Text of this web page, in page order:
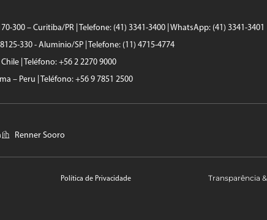
300 – Curitiba/PR | Telefone: (41) 3341-3400 | WhatsApp: (41) 3341-3401
330 - Aluminio/SP | Telefone: (11) 4715-4774
| Teléfono: +56 2 2270 9000
– Peru | Teléfono: +56 9 7851 2500
Renner Sooro
Política de Privacidade Transparência